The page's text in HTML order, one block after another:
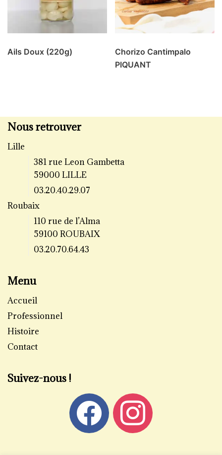
Ails Doux (220g)
Chorizo Cantimpalo
PIQUANT
Nous retrouver
Lille
381 rue Leon Gambetta
59000 LILLE
03.20.40.29.07
Roubaix
110 rue de l’Alma
59100 ROUBAIX
03.20.70.64.43
Menu
Accueil
Professionnel
Histoire
Contact
Suivez-nous !